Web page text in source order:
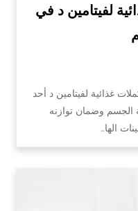
لفيتامين د في
غذائية لفيتامين د أحد
الجسم وضمان توازنه
الها…